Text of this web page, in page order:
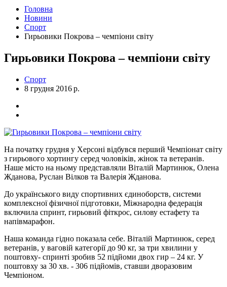
Головна
Новини
Спорт
Гирьовики Покрова – чемпіони світу
Гирьовики Покрова – чемпіони світу
Спорт
8 грудня 2016 р.
На початку грудня у Херсоні відбувся перший Чемпіонат світу
з гирьового хортингу серед чоловіків, жінок та ветеранів.
Наше місто на ньому представляли Віталій Мартинюк, Олена
Жданова, Руслан Вілков та Валерія Жданова.
До українського виду спортивних єдиноборств, системи
комплексної фізичної підготовки, Міжнародна федерація
включила спринт, гирьовий фіткрос, силову естафету та
напівмарафон.
Наша команда гідно показала себе. Віталій Мартинюк, серед
ветеранів, у ваговій категорії до 90 кг, за три хвилини у
поштовху- спринті зробив 52 підйоми двох гир – 24 кг. У
поштовху за 30 хв. - 306 підйомів, ставши дворазовим
Чемпіоном.